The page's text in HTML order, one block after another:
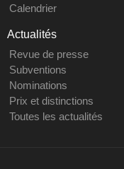
Calendrier
Actualités
Revue de presse
Subventions
Nominations
Prix et distinctions
Toutes les actualités